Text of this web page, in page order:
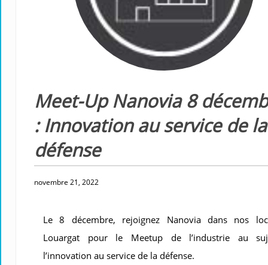
Meet-Up Nanovia 8
: Innovation au service de la
défense
novembre 21, 2022
Le 8 décembre, rejoignez Nanovia dans nos
Louargat pour le Meetup de l’industrie au
l’innovation au service de la défense.